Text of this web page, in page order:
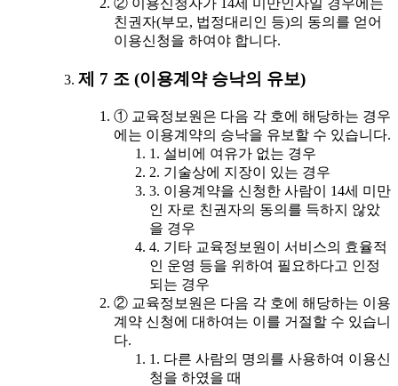
② 이용신청자가 14세 미만인자일 경우에는
친권자(부모, 법정대리인 등)의 동의를 얻어
이용신청을 하여야 합니다.
제 7 조 (이용계약 승낙의 유보)
① 교육정보원은 다음 각 호에 해당하는 경우
에는 이용계약의 승낙을 유보할 수 있습니다.
1. 설비에 여유가 없는 경우
2. 기술상에 지장이 있는 경우
3. 이용계약을 신청한 사람이 14세 미만
인 자로 친권자의 동의를 득하지 않았
을 경우
4. 기타 교육정보원이 서비스의 효율적
인 운영 등을 위하여 필요하다고 인정
되는 경우
② 교육정보원은 다음 각 호에 해당하는 이용
계약 신청에 대하여는 이를 거절할 수 있습니
다.
1. 다른 사람의 명의를 사용하여 이용신
청을 하였을 때